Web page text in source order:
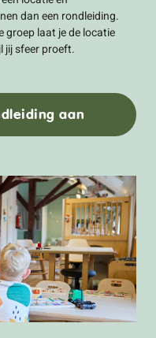
dan een rondleiding.
groep laat je de locatie
jij sfeer proeft.
aan